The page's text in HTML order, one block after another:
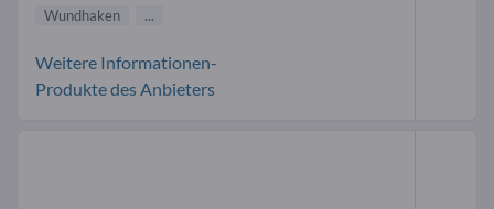
Wundhaken
...
Weitere Informationen-
Produkte des Anbieters